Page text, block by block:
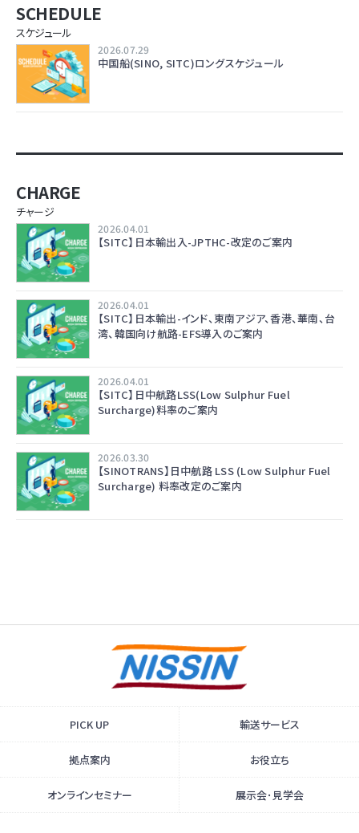
SCHEDULE
スケジュール
2026.07.29
中国船(SINO, SITC)ロングスケジュール
CHARGE
チャージ
2026.04.01
【SITC】日本輸出入-JPTHC-改定のご案内
2026.04.01
【SITC】日本輸出-インド、東南アジア、香港、華南、台
湾、韓国向け航路-EFS導入のご案内
2026.04.01
【SITC】日中航路LSS(Low Sulphur Fuel
Surcharge)料率のご案内
2026.03.30
【SINOTRANS】日中航路 LSS (Low Sulphur Fuel
Surcharge) 料率改定のご案内
PICK UP 輸送サービス
拠点案内 お役立ち
オンラインセミナー 展示会･見学会